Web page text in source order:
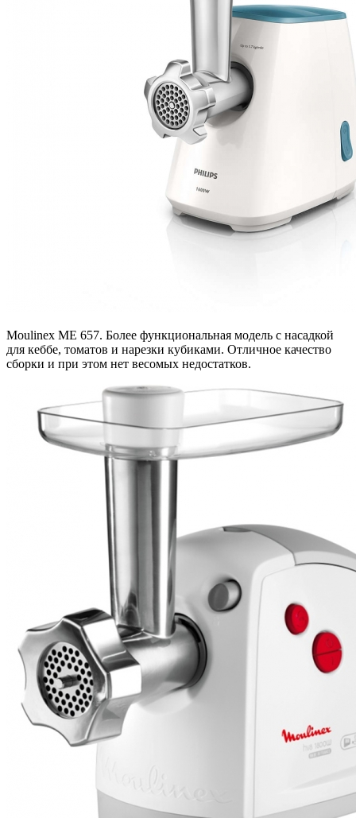
Moulinex ME 657. Более функциональная модель с насадкой
для кеббе, томатов и нарезки кубиками. Отличное качество
сборки и при этом нет весомых недостатков.